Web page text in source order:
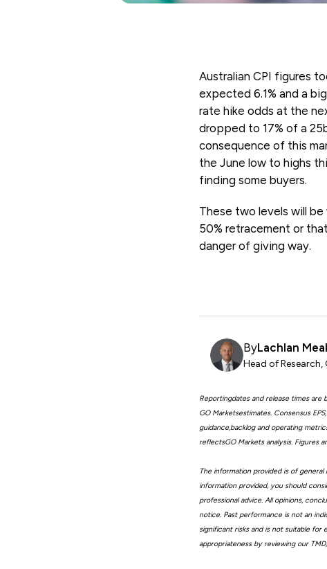
Australian CPI figures
expected 6.1% and a
rate hike odds at the
dropped to 17% of a
consequence of this
the June low to highs
finding some buyers.
These two levels will
50% retracement or
danger of giving way.
ByLachlan
Head of Research,
Reportingdates and release times
GO Marketsestimates. Consensus
guidance,backlog and operating
reflectsGO Markets analysis. Figures
The information provided is of
information provided, you should
professional advice. All opinions,
notice. Past performance is not an
significant risks and is not suitable for
appropriateness by reviewing our